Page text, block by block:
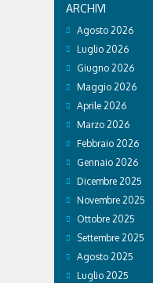
ARCHIVI
Agosto 2026
Luglio 2026
Giugno 2026
Maggio 2026
Aprile 2026
Marzo 2026
Febbraio 2026
Gennaio 2026
Dicembre 2025
Novembre 2025
Ottobre 2025
Settembre 2025
Agosto 2025
Luglio 2025